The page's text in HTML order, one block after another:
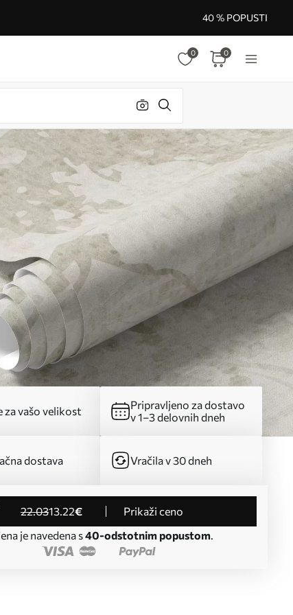
40 % POPUSTI
0 0
za vašo velikost
Pripravljeno za dostavo
v 1–3 delovnih dneh
dostava Vračila v 30 dneh
22.0313.22€
Prikaži ceno
je navedena s40-odstotnim popustom.